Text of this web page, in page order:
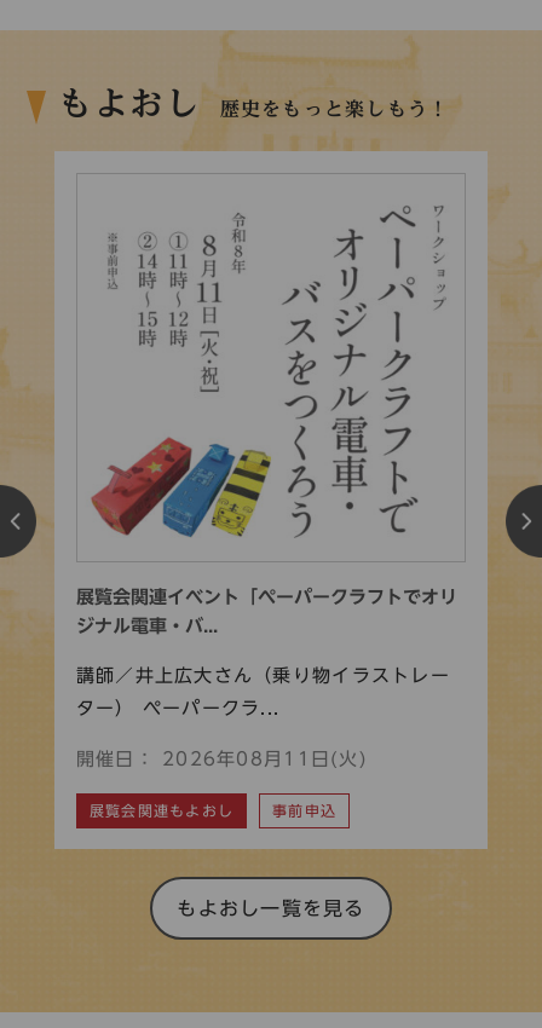
もよおし 歴史をもっと楽しもう！
展覧会関連イベント「ペーパークラフトでオリ
ジナル電車・バ...
講師／井上広大さん（乗り物イラストレー
ター） ペーパークラ...
開催日： 2026年08月11日(火)
展覧会関連もよおし 事前申込
もよおし一覧を見る